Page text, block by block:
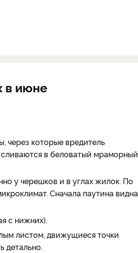
в июне
через которые вредитель
в беловатый мраморный
у черешков и в углах жилок. По
Сначала паутина видна
с нижних).
листом, движущиеся точки
детально.